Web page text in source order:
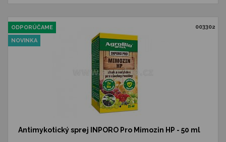
003302
ODPORÚČAME
NOVINKA
Antimykotický sprej INPORO Pro Mimozin HP - 50 ml